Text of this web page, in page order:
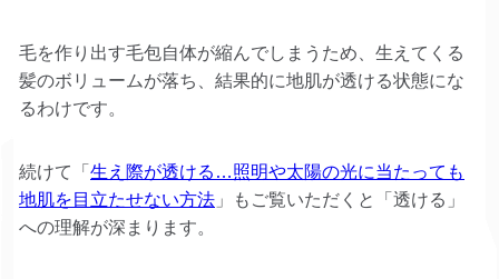
毛を作り出す毛包自体が縮んでしまうため、生えてくる
髪のボリュームが落ち、結果的に地肌が透ける状態にな
るわけです。
続けて「 生え際が透ける…照明や太陽の光に当たっても
地肌を目立たせない方法 」もご覧いただくと「透ける」
への理解が深まります。